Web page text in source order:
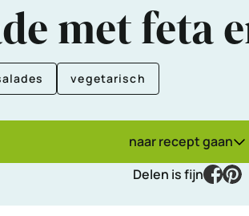
met feta
vegetarisch
naar recept gaan
Delen is fijn